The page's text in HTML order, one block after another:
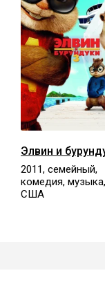
Элвин и
2011, семейный,
комедия, музыка,
США